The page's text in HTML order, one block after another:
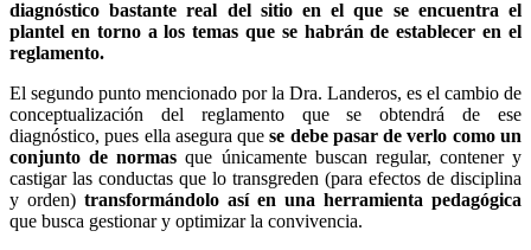
diagnóstico bastante real del sitio en el que se encuentra el
plantel en torno a los temas que se habrán de establecer en el
reglamento.
El segundo punto mencionado por la Dra. Landeros, es el cambio de
conceptualización del reglamento que se obtendrá de ese
diagnóstico, pues ella asegura quese debe pasar de verlo como un
conjunto de normas que únicamente buscan regular, contener y
castigar las conductas que lo transgreden (para efectos de disciplina
y orden) transformándolo así en una herramienta pedagógica
que busca gestionar y optimizar la convivencia.